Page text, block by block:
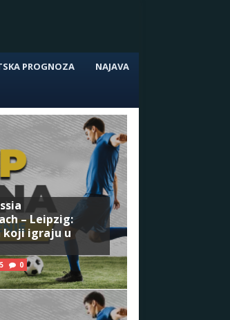
PROGNOZA NAJAVA
– Leipzig:
koji igraju u
0